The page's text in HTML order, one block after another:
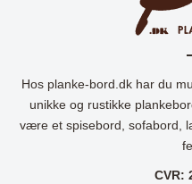
Hos planke-bord.dk har du
unikke og rustikke
være et spisebord, sofabord,
CVR: